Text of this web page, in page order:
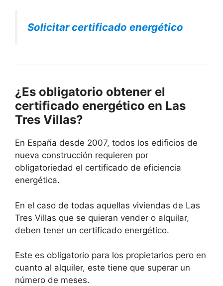
Solicitar certificado energético
¿Es obligatorio obtener el
certificado energético en Las
Tres Villas?
En España desde 2007, todos los edificios de
nueva construcción requieren por
obligatoriedad el certificado de eficiencia
energética.
En el caso de todas aquellas viviendas de Las
Tres Villas que se quieran vender o alquilar,
deben tener un certificado energético.
Este es obligatorio para los propietarios pero en
cuanto al alquiler, este tiene que superar un
número de meses.